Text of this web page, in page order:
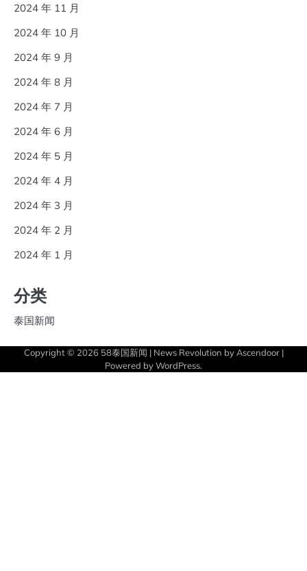
2024 年 11 月
2024 年 10 月
2024 年 9 月
2024 年 8 月
2024 年 7 月
2024 年 6 月
2024 年 5 月
2024 年 4 月
2024 年 3 月
2024 年 2 月
2024 年 1 月
分类
泰国新闻
Copyright © 2026 58泰国新闻 | News Revolution by Ascendoor|
Powered byWordPress.